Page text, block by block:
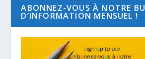
ABONNEZ-VOUS À NOTRE
D’INFORMATION MENSUEL !